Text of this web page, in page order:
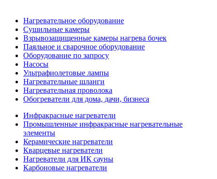
Нагревательное оборудование
Сушильные камеры
Взрывозащищенные камеры нагрева бочек
Паяльное и сварочное оборудование
Оборудование по запросу
Насосы
Ультрафиолетовые лампы
Нагревательные шланги
Нагревательная проволока
Обогреватели для дома, дачи, бизнеса
Инфракрасные нагреватели
Промышленные инфракрасные нагревательные
элементы
Керамические нагреватели
Кварцевые нагреватели
Нагреватели для ИК сауны
Карбоновые нагреватели